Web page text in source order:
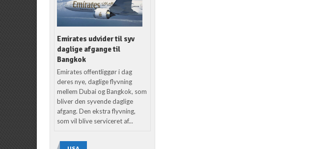
Emirates udvider til syv
daglige afgange til
Bangkok
Emirates offentliggør i dag
deres nye, daglige flyvning
mellem Dubai og Bangkok, som
bliver den syvende daglige
afgang. Den ekstra flyvning,
som vil blive serviceret af...